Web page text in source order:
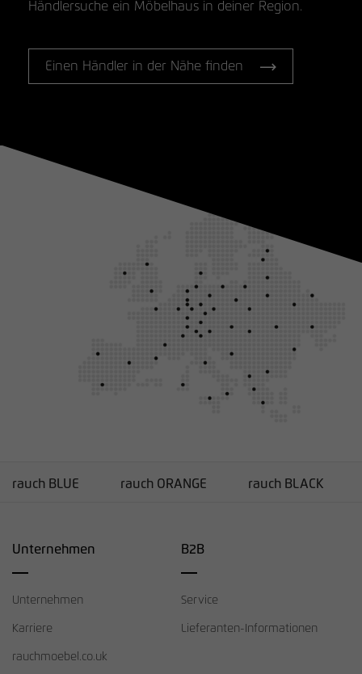
Händlersuche ein Möbelhaus in deiner Region.
Einen Händler in der Nähe finden
rauch BLUE rauch ORANGE rauch BLACK
Unternehmen
Unternehmen
Karriere
rauchmoebel.co.uk
B2B
Service
Lieferanten-Informationen